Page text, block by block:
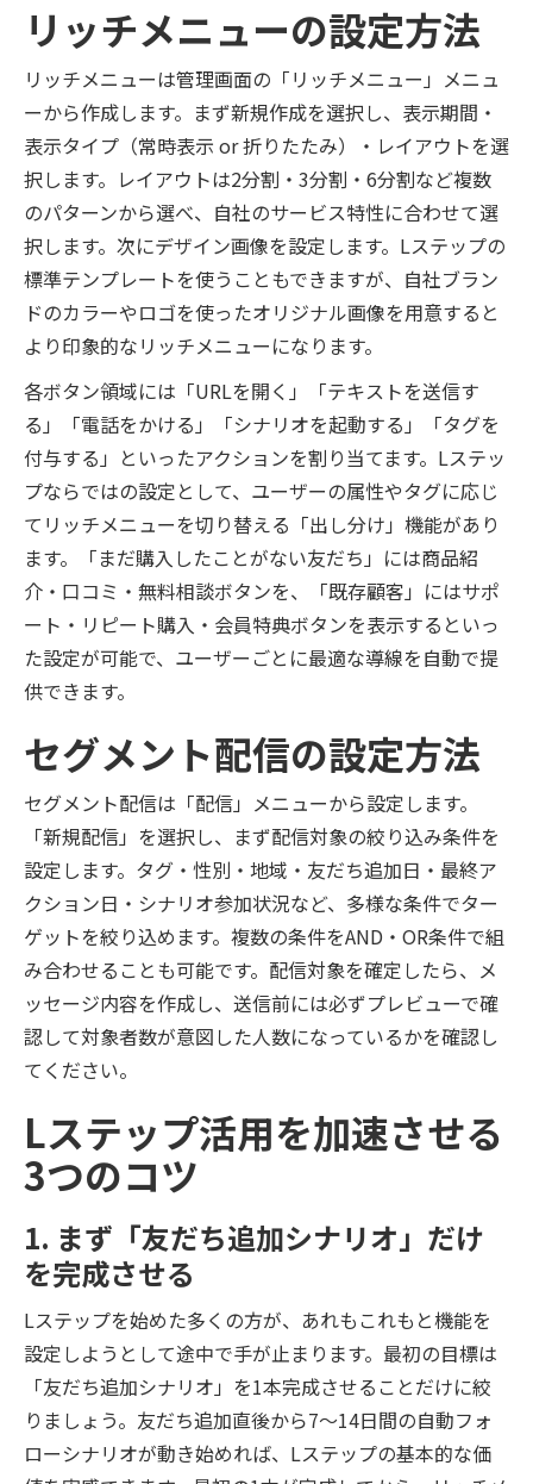
リッチメニューの設定方法
リッチメニューは管理画面の「リッチメニュー」メニュ
ーから作成します。まず新規作成を選択し、表示期間・
表示タイプ（常時表示 or 折りたたみ）・レイアウトを選
択します。レイアウトは2分割・3分割・6分割など複数
のパターンから選べ、自社のサービス特性に合わせて選
択します。次にデザイン画像を設定します。Lステップの
標準テンプレートを使うこともできますが、自社ブラン
ドのカラーやロゴを使ったオリジナル画像を用意すると
より印象的なリッチメニューになります。
各ボタン領域には「URLを開く」「テキストを送信す
る」「電話をかける」「シナリオを起動する」「タグを
付与する」といったアクションを割り当てます。Lステッ
プならではの設定として、ユーザーの属性やタグに応じ
てリッチメニューを切り替える「出し分け」機能があり
ます。「まだ購入したことがない友だち」には商品紹
介・口コミ・無料相談ボタンを、「既存顧客」にはサポ
ート・リピート購入・会員特典ボタンを表示するといっ
た設定が可能で、ユーザーごとに最適な導線を自動で提
供できます。
セグメント配信の設定方法
セグメント配信は「配信」メニューから設定します。
「新規配信」を選択し、まず配信対象の絞り込み条件を
設定します。タグ・性別・地域・友だち追加日・最終ア
クション日・シナリオ参加状況など、多様な条件でター
ゲットを絞り込めます。複数の条件をAND・OR条件で組
み合わせることも可能です。配信対象を確定したら、メ
ッセージ内容を作成し、送信前には必ずプレビューで確
認して対象者数が意図した人数になっているかを確認し
てください。
Lステップ活用を加速させる
3つのコツ
1. まず「友だち追加シナリオ」だけ
を完成させる
Lステップを始めた多くの方が、あれもこれもと機能を
設定しようとして途中で手が止まります。最初の目標は
「友だち追加シナリオ」を1本完成させることだけに絞
りましょう。友だち追加直後から7〜14日間の自動フォ
ローシナリオが動き始めれば、Lステップの基本的な価